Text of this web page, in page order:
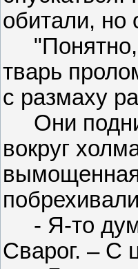
обитали, но
"Понятно,
тварь
с размаху
Они
вокруг
- Я-то
Сварог. – С